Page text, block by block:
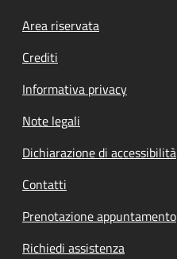
Footer menu
Area riservata
Crediti
Informativa privacy
Note legali
Dichiarazione di accessibilità
Contatti
Prenotazione appuntamento
Richiedi assistenza